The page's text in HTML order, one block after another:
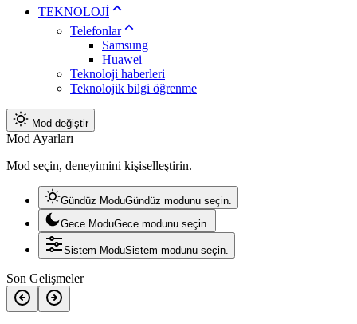
TEKNOLOJİ
Telefonlar
Samsung
Huawei
Teknoloji haberleri
Teknolojik bilgi öğrenme
Mod değiştir
Mod Ayarları
Mod seçin, deneyimini kişiselleştirin.
Gündüz ModuGündüz modunu seçin.
Gece ModuGece modunu seçin.
Sistem ModuSistem modunu seçin.
Son Gelişmeler